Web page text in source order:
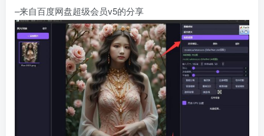
–来自百度网盘超级会员v5的分享